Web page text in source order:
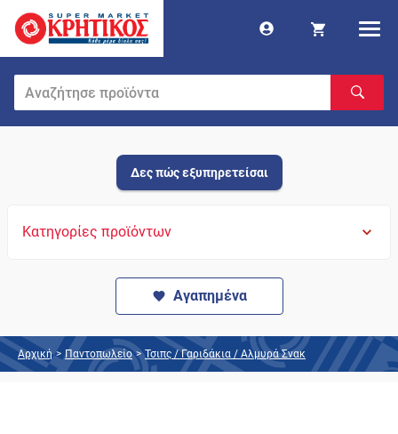
Δες πώς εξυπηρετείσαι
Κατηγορίες προϊόντων
Αγαπημένα
Αρχική > Παντοπωλείο > Τσιπς / Γαριδάκια / Αλμυρά Σνακ